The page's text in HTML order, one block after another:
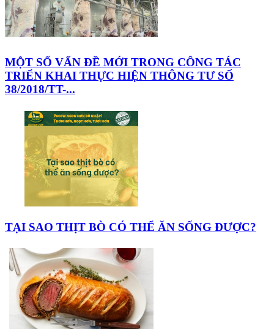
MỘT SỐ VẤN ĐỀ MỚI TRONG CÔNG TÁC
TRIỂN KHAI THỰC HIỆN THÔNG TƯ SỐ
38/2018/TT-...
TẠI SAO THỊT BÒ CÓ THỂ ĂN SỐNG ĐƯỢC?